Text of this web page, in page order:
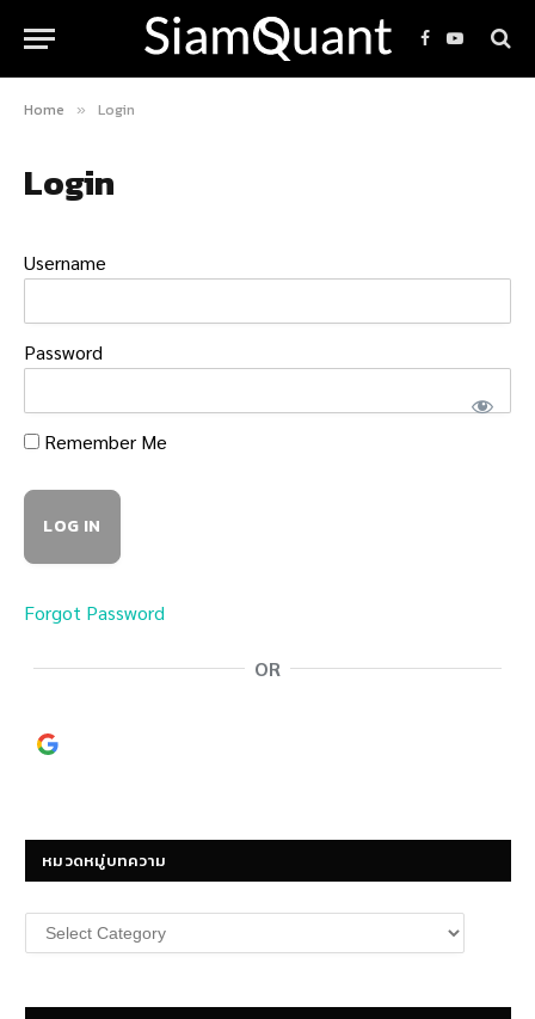
Facebook
YouTube
Home » Login
Login
Username
Password
Remember Me
Forgot Password
OR
หมวดหมู่บทความ
หมวด
หมู่